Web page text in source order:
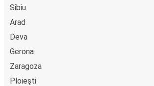
Sibiu
Arad
Deva
Gerona
Zaragoza
Ploieşti